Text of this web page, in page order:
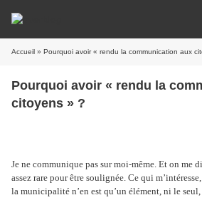
Accueil » Pourquoi avoir « rendu la communication aux
Pourquoi avoir « rendu la
citoyens » ?
Je ne communique pas sur moi-même. Et on me
assez rare pour être soulignée. Ce qui
la municipalité n’en est qu’un élément, ni le